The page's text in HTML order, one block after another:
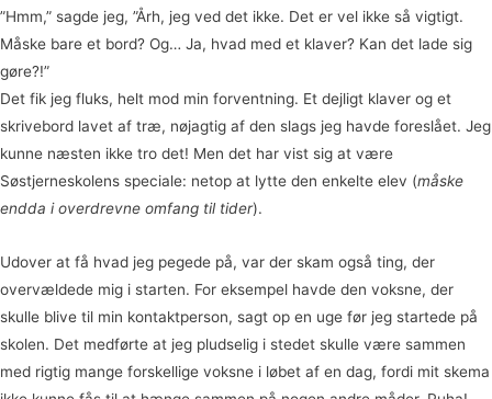
”Hmm,” sagde jeg, ”Årh, jeg ved det ikke. Det er vel ikke så vigtigt.
Måske bare et bord? Og… Ja, hvad med et klaver? Kan det lade sig
gøre?!”
Det fik jeg fluks, helt mod min forventning. Et dejligt klaver og et
skrivebord lavet af træ, nøjagtig af den slags jeg havde foreslået. Jeg
kunne næsten ikke tro det! Men det har vist sig at være
Søstjerneskolens speciale: netop at lytte den enkelte elev (måske
endda i overdrevne omfang til tider).
Udover at få hvad jeg pegede på, var der skam også ting, der
overvældede mig i starten. For eksempel havde den voksne, der
skulle blive til min kontaktperson, sagt op en uge før jeg startede på
skolen. Det medførte at jeg pludselig i stedet skulle være sammen
med rigtig mange forskellige voksne i løbet af en dag, fordi mit skema